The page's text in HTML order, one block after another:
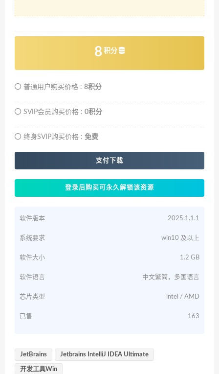
8 积分
普通用户购买价格 : 8积分
SVIP会员购买价格 : 0积分
终身SVIP购买价格 : 免费
支付下载
登录后购买可永久解锁该资源
软件版本 2025.1.1.1
系统要求 win10 及以上
软件大小 1.2 GB
软件语言 中文繁简，多国语言
芯片类型 intel / AMD
已售 163
JetBrains Jetbrains IntelliJ IDEA Ultimate
开发工具Win